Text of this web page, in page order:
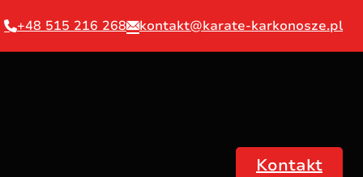
+48 515 216 268 kontakt@karate-karkonosze.pl
Kontakt